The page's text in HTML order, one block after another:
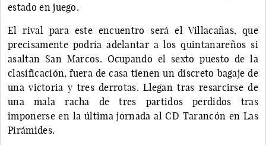
estado en juego.
El rival para este encuentro será el Villacañas, que
precisamente podría adelantar a los quintanareños si
asaltan San Marcos. Ocupando el sexto puesto de la
clasificación, fuera de casa tienen un discreto bagaje de
una victoria y tres derrotas. Llegan tras resarcirse de
una mala racha de tres partidos perdidos tras
imponerse en la última jornada al CD Tarancón en Las
Pirámides.